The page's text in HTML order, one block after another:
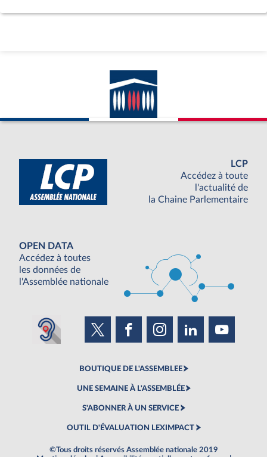
LCP
Accédez à toute
l'actualité de
la Chaine Parlementaire
OPEN DATA
Accédez à toutes
les données de
l'Assemblée nationale
BOUTIQUE DE L'ASSEMBLEE
UNE SEMAINE À L'ASSEMBLÉE
S'ABONNER À UN SERVICE
OUTIL D'ÉVALUATION LEXIMPACT
©Tous droits réservés Assemblée nationale 2019